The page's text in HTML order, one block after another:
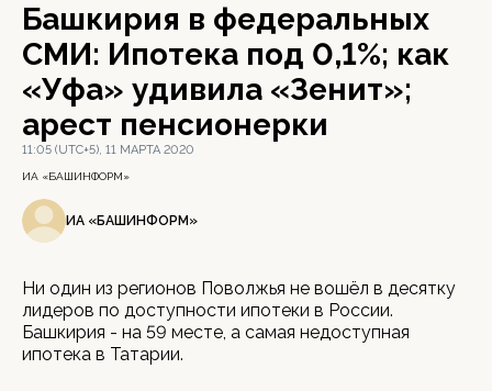
Башкирия в федеральных
СМИ: Ипотека под 0,1%; как
«Уфа» удивила «Зенит»;
арест пенсионерки
11:05 (UTC+5), 11 МАРТА 2020
ИА «БАШИНФОРМ»
ИА «БАШИНФОРМ»
Ни один из регионов Поволжья не вошёл в десятку
лидеров по доступности ипотеки в России.
Башкирия - на 59 месте, а самая недоступная
ипотека в Татарии.